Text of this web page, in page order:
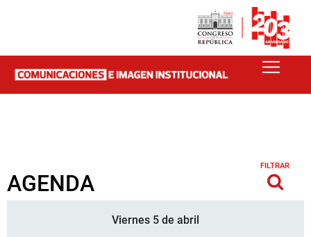
AGENDA
FILTRAR
Viernes 5 de abril